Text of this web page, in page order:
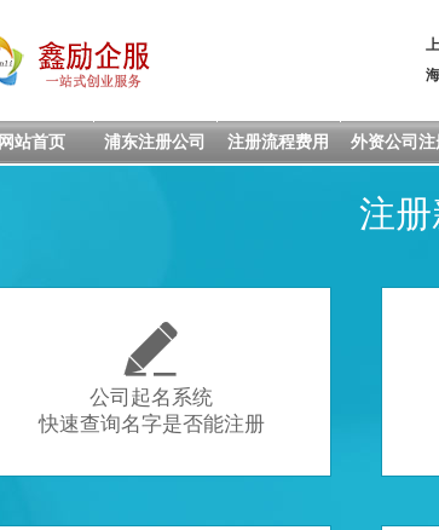
网站首页 浦东注册公司 注册流程费用 外资公司注
注

公司起名系统
快速查询名字是否能注册